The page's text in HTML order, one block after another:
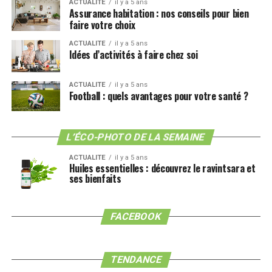
Source : Commissariat général au développement
durable
ACTUALITE il y a 5 ans
Assurance habitation : nos conseils pour bien
faire votre choix
ACTUALITE il y a 5 ans
Idées d’activités à faire chez soi
ACTUALITE il y a 5 ans
Football : quels avantages pour votre santé ?
L’ÉCO-PHOTO DE LA SEMAINE
ACTUALITE il y a 5 ans
Huiles essentielles : découvrez le ravintsara et
ses bienfaits
FACEBOOK
TENDANCE